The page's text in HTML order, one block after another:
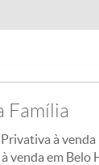
Família
à
à venda em Belo